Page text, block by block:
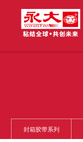
封箱胶带系列